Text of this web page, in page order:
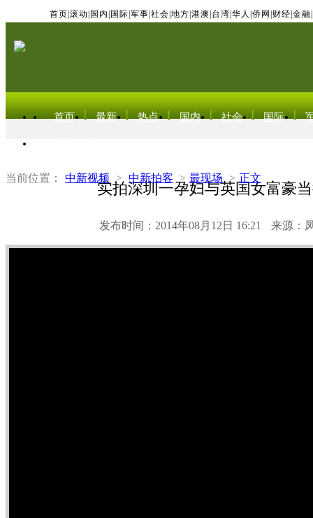
首页 滚动 国内 国际 军事 社会 地方 港澳 台湾 华人 侨网 财经 金融
首页 最新 热点 国内 社会 国际
当前位置： 中新视频 > 中新拍客 > 最现场 > 正文
实拍深圳一孕妇与英国女富豪
发布时间：2014年08月12日 16:21 来源：